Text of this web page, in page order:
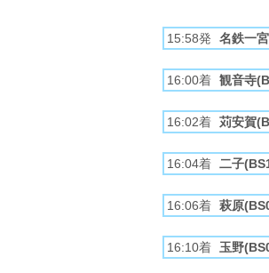
15:58発 名鉄一
16:00着 観音寺
16:02着 苅安賀
16:04着 二子
16:06着 萩原
16:10着 玉野